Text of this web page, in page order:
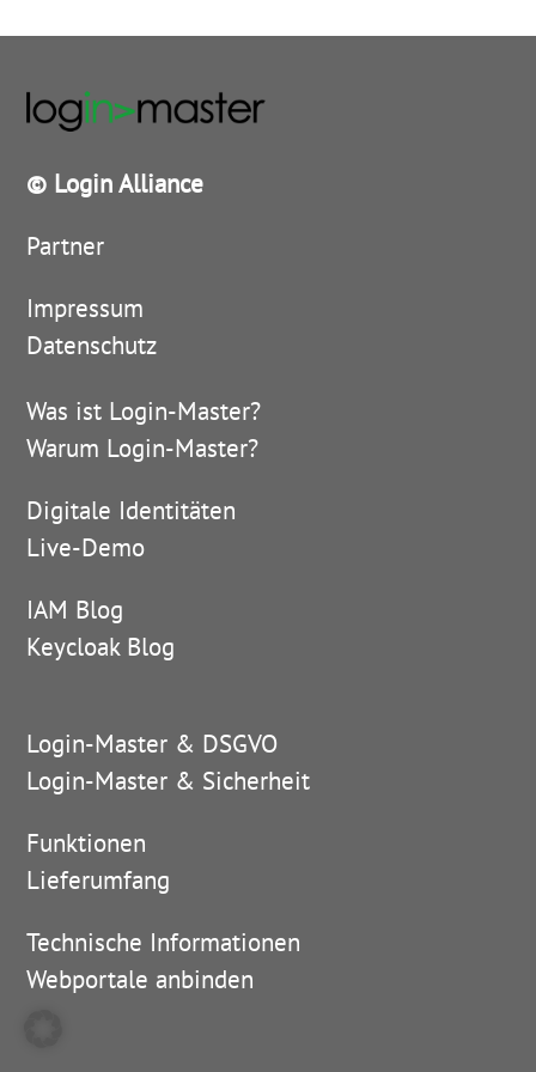
© Login Alliance
Partner
Impressum
Datenschutz
Was ist Login-Master?
Warum Login-Master?
Digitale Identitäten
Live-Demo
IAM Blog
Keycloak Blog
Login-Master & DSGVO
Login-Master & Sicherheit
Funktionen
Lieferumfang
Technische Informationen
Webportale anbinden